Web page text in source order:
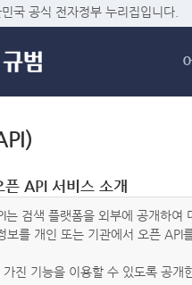
국 공식 전자정부 누리집입니다.
API 서비스 소개
는 검색 플랫폼을 외부에 공개하
보를 개인 또는 기관에서 오픈 API
진 기능을 이용할 수 있도록 공개